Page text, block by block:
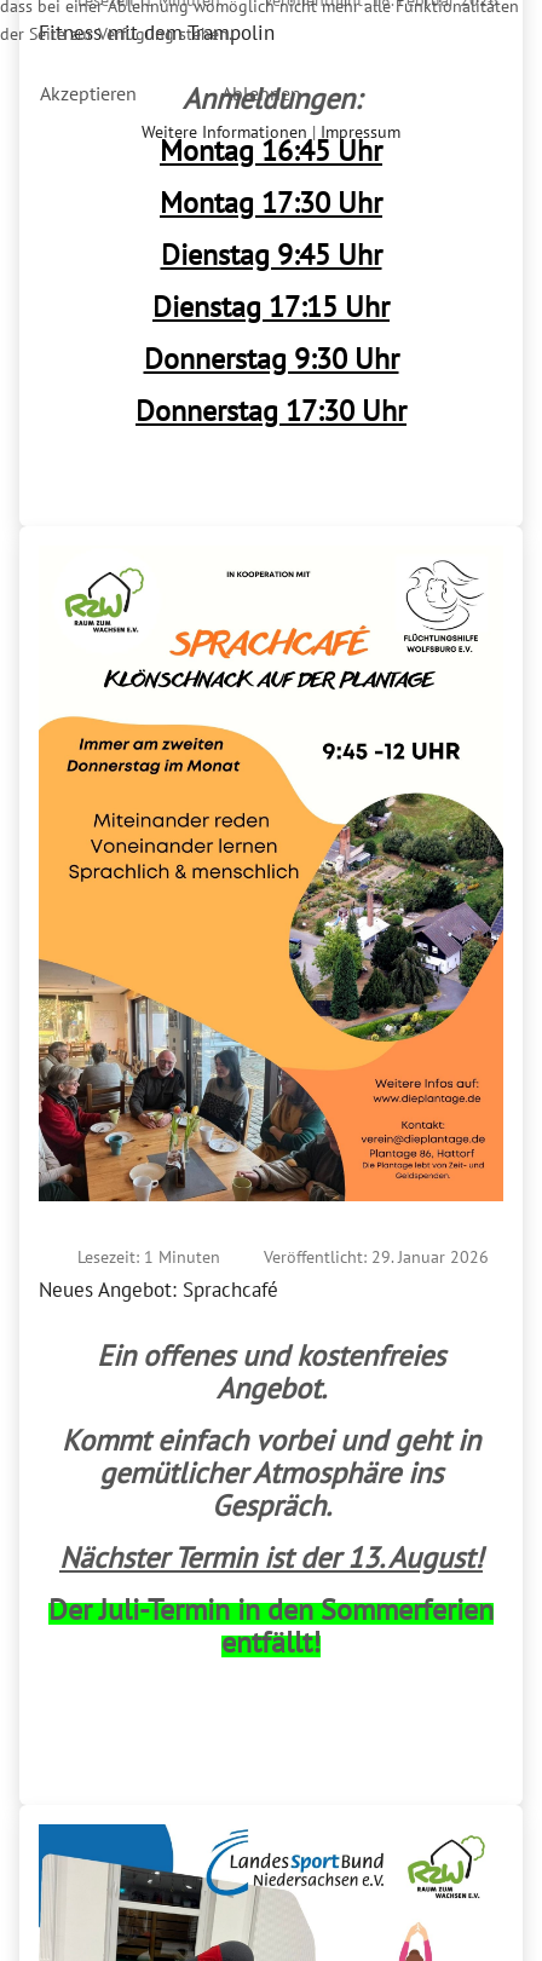
Fitness mit dem Trampolin
Anmeldungen:
Montag 16:45 Uhr
Montag 17:30 Uhr
Dienstag 9:45 Uhr
Dienstag 17:15 Uhr
Donnerstag 9:30 Uhr
Donnerstag 17:30 Uhr
Lesezeit: 1 Minuten Veröffentlicht: 29. Januar 2026
Neues Angebot: Sprachcafé
Ein offenes und kostenfreies
Angebot.
Kommt einfach vorbei und geht in
gemütlicher Atmosphäre ins
Gespräch.
Nächster Termin ist der 13. August!
Der Juli-Termin in den Sommerferien
entfällt!
dass bei einer Ablehnung womöglich nicht mehr alle Funktionalitäten
der Seite zur Verfügung stehen.
Akzeptieren Ablehnen
Weitere Informationen | Impressum